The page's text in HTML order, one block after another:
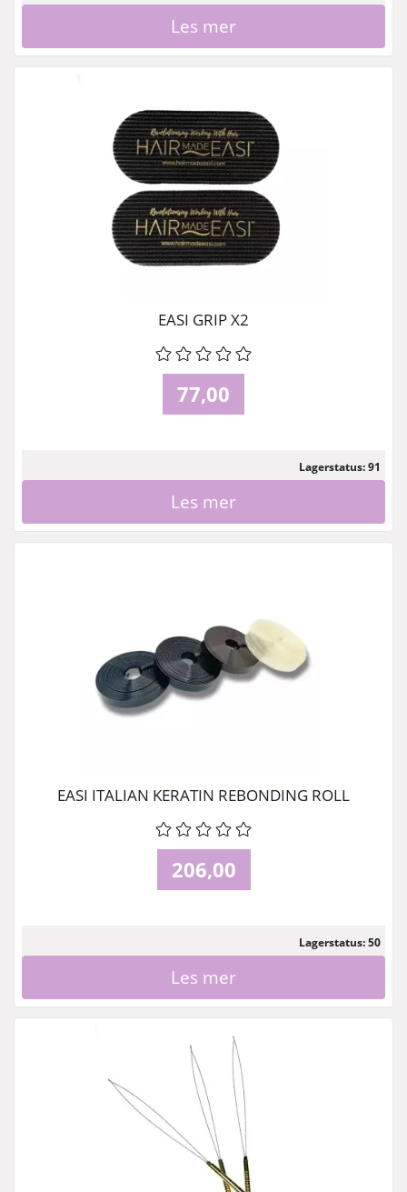
Les mer
EASI GRIP X2
77,00
Lagerstatus: 91
Les mer
EASI ITALIAN KERATIN REBONDING ROLL
206,00
Lagerstatus: 50
Les mer